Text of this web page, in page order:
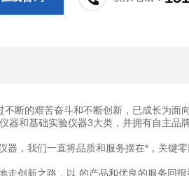
断的艰苦奋斗和不断创新，已成长为面
器和基础实验仪器3大类，并拥有自主品
，我们一直将品质和服务摆在*，关键
创新之路，以 的产品和优良的服务回